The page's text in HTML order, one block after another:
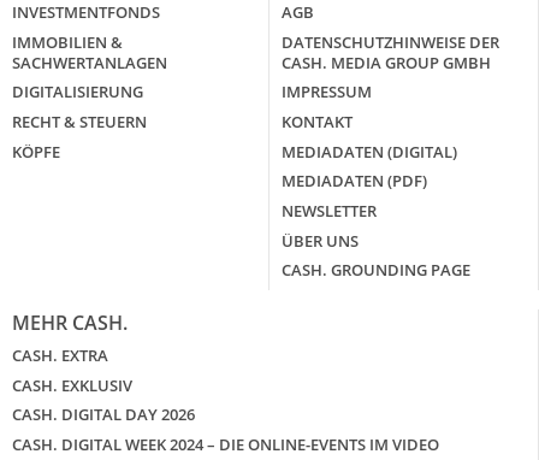
INVESTMENTFONDS
IMMOBILIEN &
SACHWERTANLAGEN
DIGITALISIERUNG
RECHT & STEUERN
KÖPFE
AGB
DATENSCHUTZHINWEISE DER
CASH. MEDIA GROUP GMBH
IMPRESSUM
KONTAKT
MEDIADATEN (DIGITAL)
MEDIADATEN (PDF)
NEWSLETTER
ÜBER UNS
CASH. GROUNDING PAGE
MEHR CASH.
CASH. EXTRA
CASH. EXKLUSIV
CASH. DIGITAL DAY 2026
CASH. DIGITAL WEEK 2024 – DIE ONLINE-EVENTS IM VIDEO